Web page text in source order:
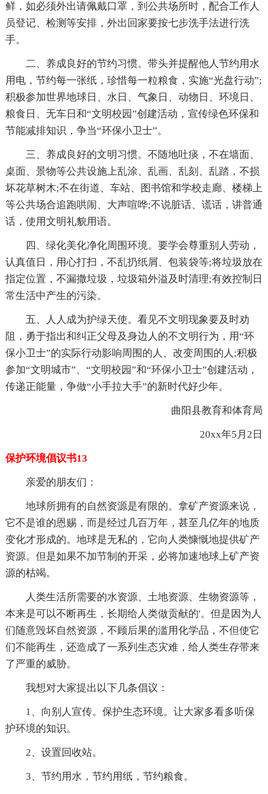
鲜，如必须外出请佩戴口罩，到公共场所时，配合工作人
员登记、检测等安排，外出回家要按七步洗手法进行洗
手。
二、养成良好的节约习惯。带头并提醒他人节约用水
用电，节约每一张纸，珍惜每一粒粮食，实施“光盘行动”;
积极参加世界地球日、水日、气象日、动物日、环境日、
粮食日、无车日和“文明校园”创建活动，宣传绿色环保和
节能减排知识，争当“环保小卫士”。
三、养成良好的文明习惯。不随地吐痰，不在墙面、
桌面、景物等公共设施上乱涂、乱画、乱刻、乱踏，不损
坏花草树木;不在街道、车站、图书馆和学校走廊、楼梯上
等公共场合追跑哄闹、大声喧哗;不说脏话、谎话，讲普通
话，使用文明礼貌用语。
四、绿化美化净化周围环境。要学会尊重别人劳动，
认真值日，用心打扫，不乱扔纸屑、包装袋等;将垃圾放在
指定位置，不漏撒垃圾，垃圾箱外溢及时清理;有效控制日
常生活中产生的污染。
五、人人成为护绿天使。看见不文明现象要及时劝
阻，勇于指出和纠正父母及身边人的不文明行为，用“环
保小卫士”的实际行动影响周围的人、改变周围的人;积极
参加“文明城市”、“文明校园”和“环保小卫士”创建活动，
传递正能量，争做“小手拉大手”的新时代好少年。
曲阳县教育和体育局
20xx年5月2日
保护环境倡议书13
亲爱的朋友们：
地球所拥有的自然资源是有限的。拿矿产资源来说，
它不是谁的恩赐，而是经过几百万年，甚至几亿年的地质
变化才形成的。地球是无私的，它向人类慷慨地提供矿产
资源。但是如果不加节制的开采，必将加速地球上矿产资
源的枯竭。
人类生活所需要的水资源、土地资源、生物资源等，
本来是可以不断再生，长期给人类做贡献的'。但是因为人
们随意毁坏自然资源，不顾后果的滥用化学品，不但使它
们不能再生，还造成了一系列生态灾难，给人类生存带来
了严重的威胁。
我想对大家提出以下几条倡议：
1、向别人宣传。保护生态环境。让大家多看多听保
护环境的知识。
2、设置回收站。
3、节约用水，节约用纸，节约粮食。